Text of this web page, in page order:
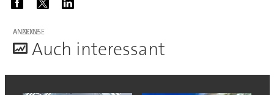
ANZEIGE
Auch interessant